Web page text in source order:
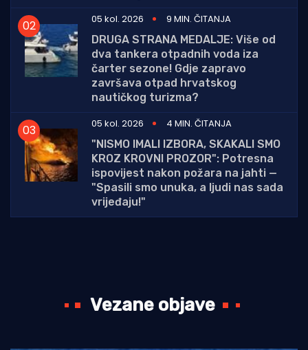
05 kol. 2026
9 MIN. ČITANJA
DRUGA STRANA MEDALJE: Više od
dva tankera otpadnih voda iza
čarter sezone! Gdje zapravo
završava otpad hrvatskog
nautičkog turizma?
05 kol. 2026
4 MIN. ČITANJA
"NISMO IMALI IZBORA, SKAKALI SMO
KROZ KROVNI PROZOR": Potresna
ispovijest nakon požara na jahti —
"Spasili smo unuka, a ljudi nas sada
vrijeđaju!"
Vezane objave